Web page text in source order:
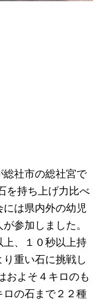
社市の総社宮で
を持ち上げ力比べ
は県内外の幼児
参加しました。
上、１０秒以上持
重い石に挑戦し
およそ４キロのも
の石まで２２種